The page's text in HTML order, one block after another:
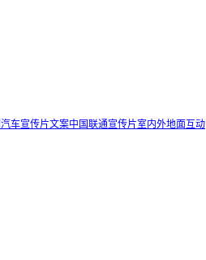
汽车宣传片文案中国联通宣传片室内外地面互动